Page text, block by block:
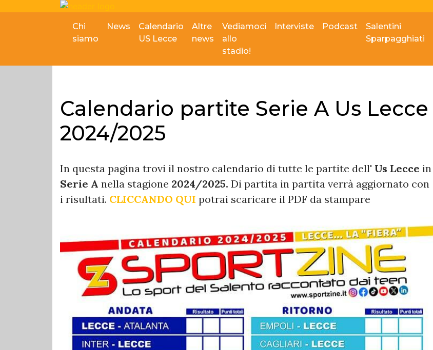
Chi
siamo
News
Calendario
US Lecce
Altre
news
Vediamoci
allo
stadio!
Interviste Podcast
Salentini
Sparpagghiati
Calendario partite Serie A Us Lecce
2024/2025
In questa pagina trovi il nostro calendario di tutte le partite dell' Us Lecce in
Serie A nella stagione 2024/2025. Di partita in partita verrà aggiornato con
i risultati. CLICCANDO QUI potrai scaricare il PDF da stampare